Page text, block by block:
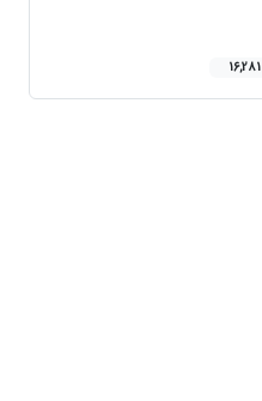
16,281